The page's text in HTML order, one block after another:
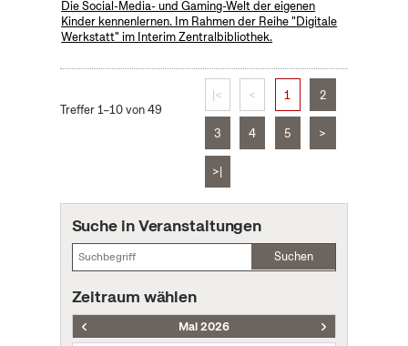
Die Social-Media- und Gaming-Welt der eigenen
Kinder kennenlernen. Im Rahmen der Reihe "Digitale
Werkstatt" im Interim Zentralbibliothek.
Treffer 1–10 von 49
|< < 1 2
3 4 5 >
>|
Suche in Veranstaltungen
Suchen
Zeitraum wählen
Mai 2026